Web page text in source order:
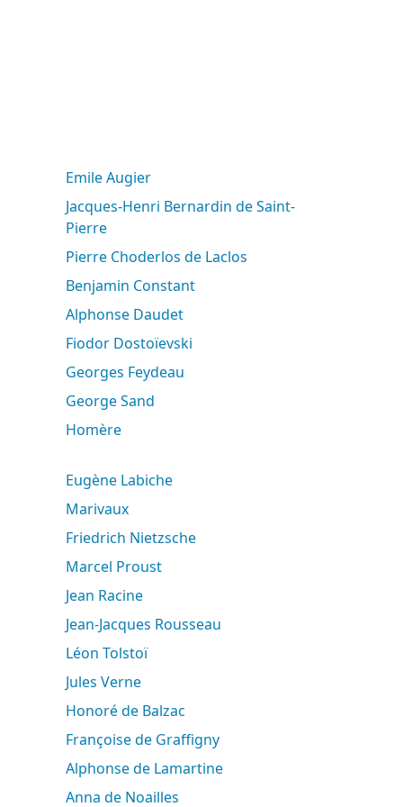
Emile Augier
Jacques-Henri Bernardin de Saint-
Pierre
Pierre Choderlos de Laclos
Benjamin Constant
Alphonse Daudet
Fiodor Dostoïevski
Georges Feydeau
George Sand
Homère
Eugène Labiche
Marivaux
Friedrich Nietzsche
Marcel Proust
Jean Racine
Jean-Jacques Rousseau
Léon Tolstoï
Jules Verne
Honoré de Balzac
Françoise de Graffigny
Alphonse de Lamartine
Anna de Noailles